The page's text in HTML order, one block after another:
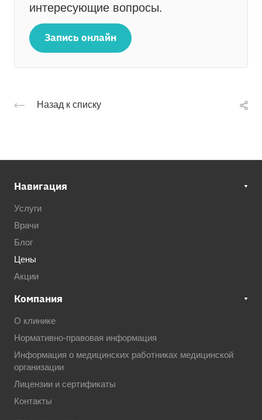
интересующие вопросы.
Запись онлайн
Назад к списку
Навигация
Услуги
Врачи
Блог
Цены
Акции
Компания
О клинике
Нормативно-правовая информация
Информация о медицинских работниках медицинской
организации
Лицензии и сертификаты
Контакты